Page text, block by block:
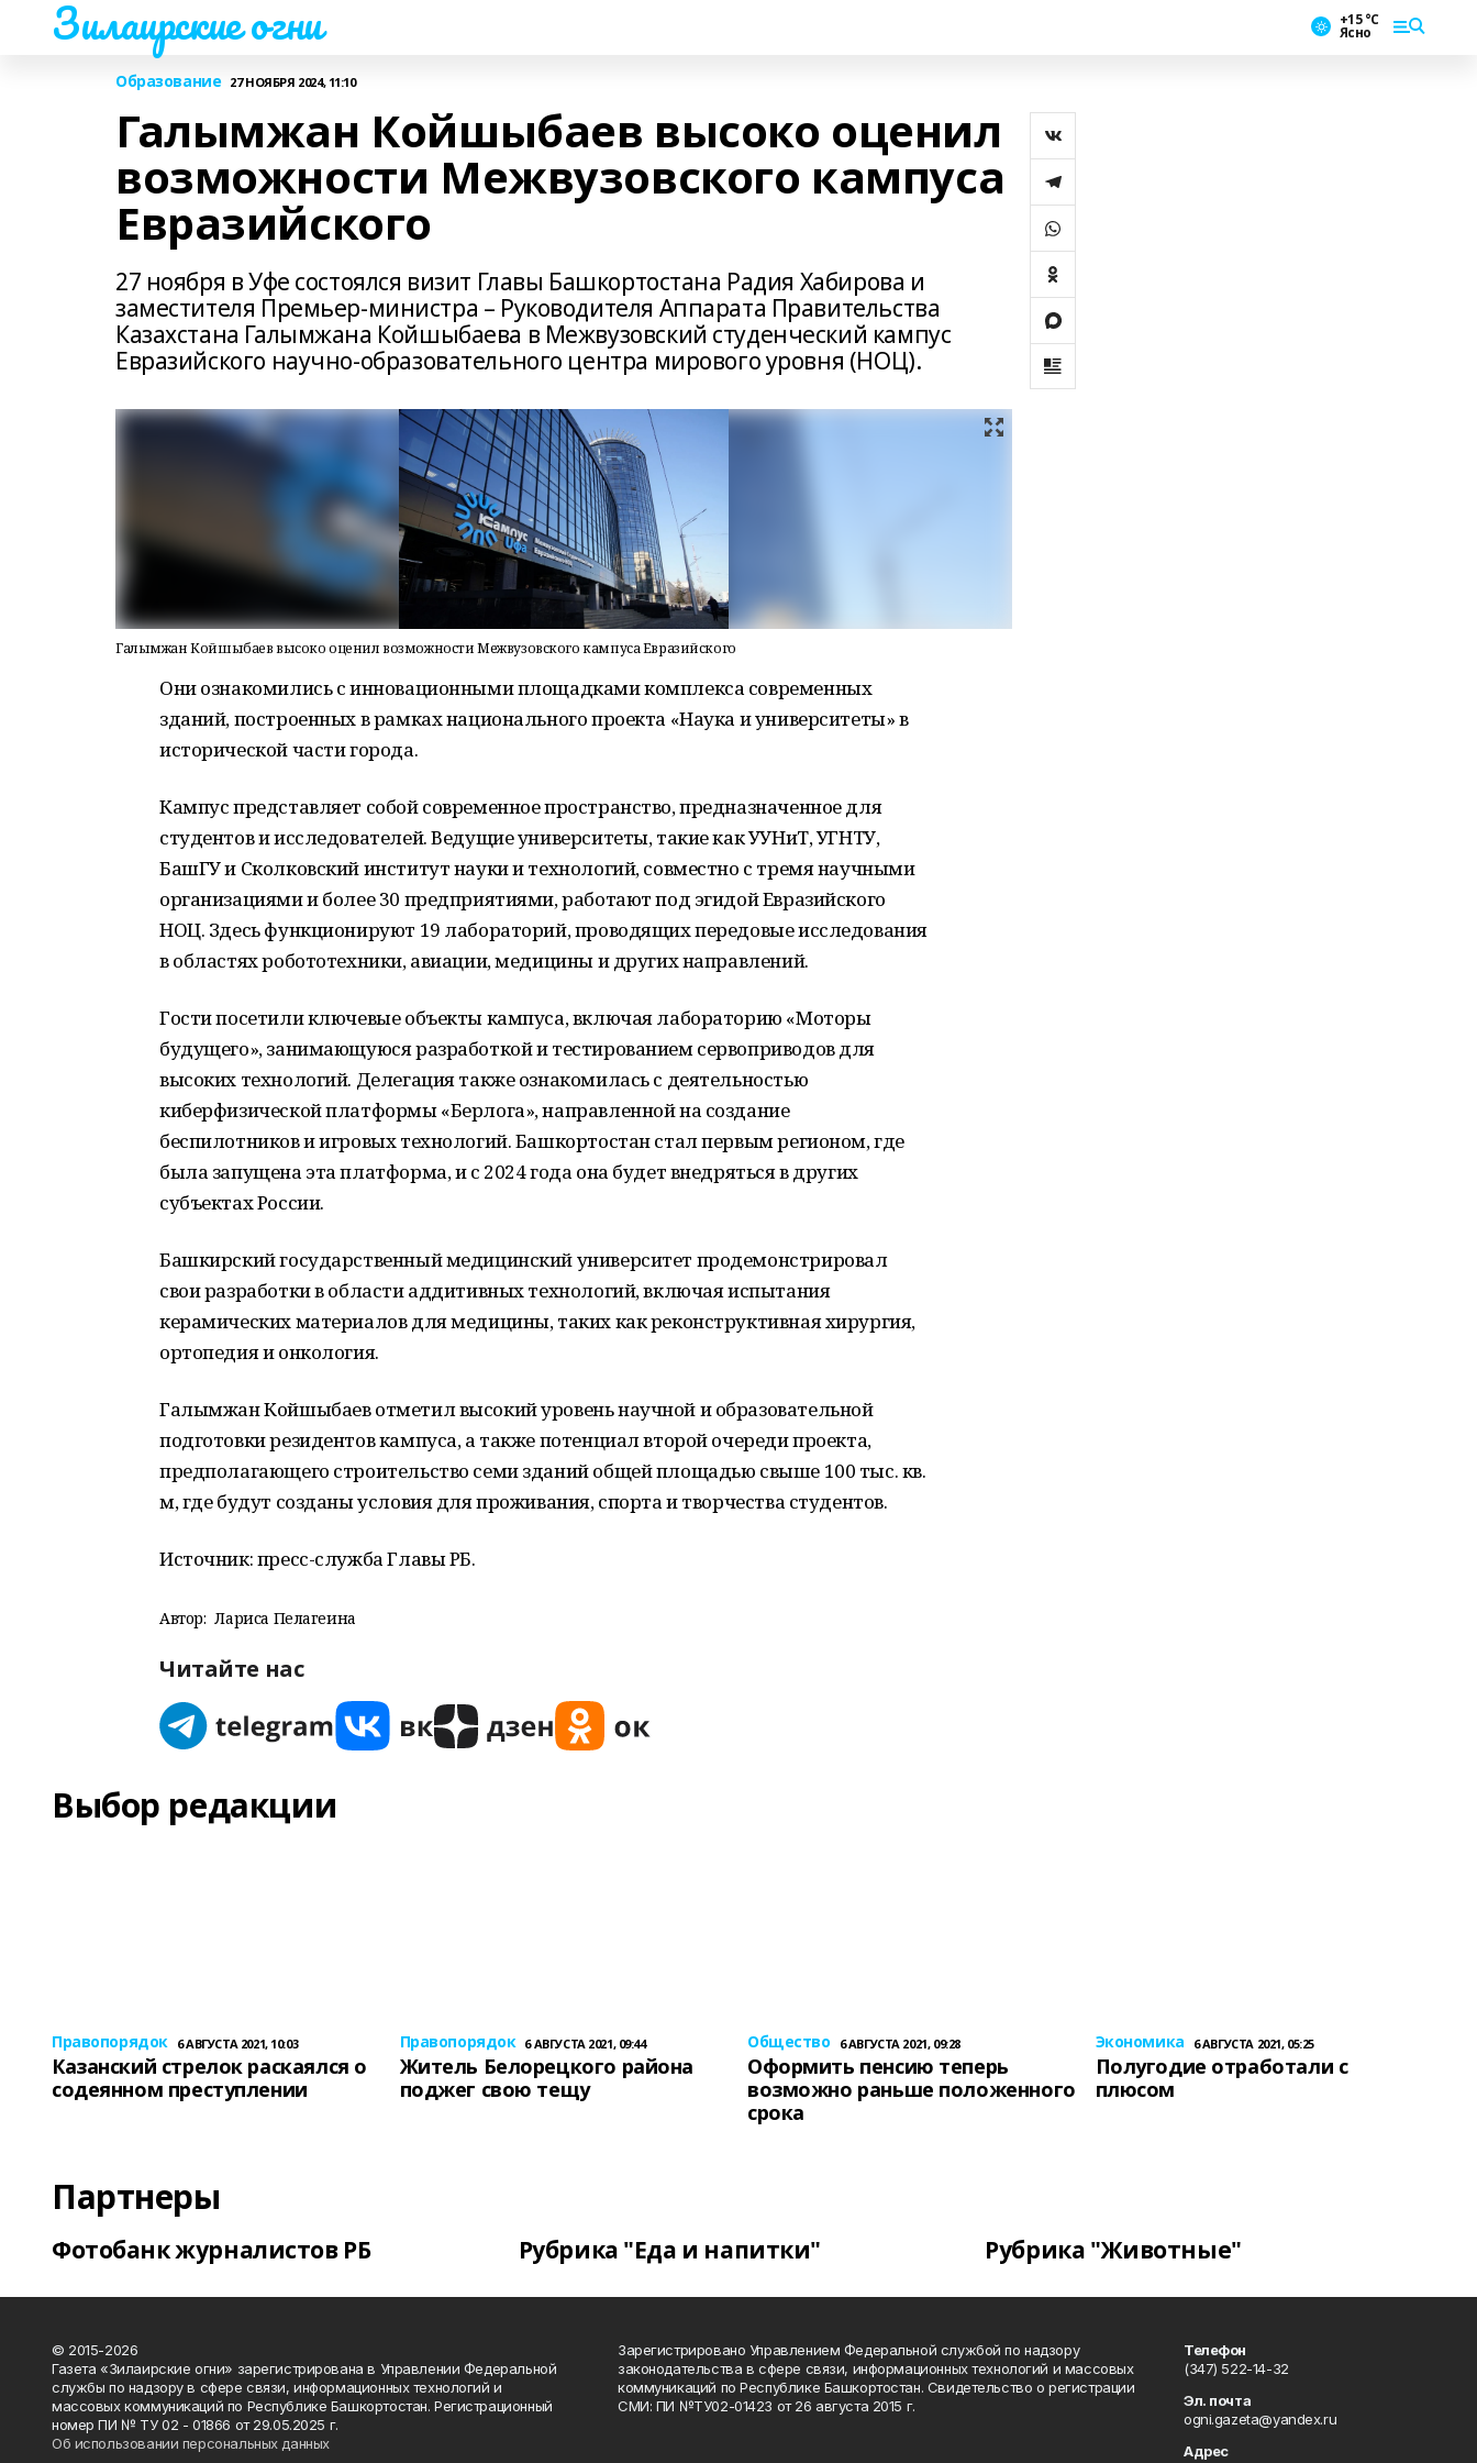
Зилаирские огни +15 °С
Ясно
Образование 27 НОЯБРЯ 2024, 11:10
Галымжан Койшыбаев высоко оценил
возможности Межвузовского кампуса
Евразийского
27 ноября в Уфе состоялся визит Главы Башкортостана Радия Хабирова и
заместителя Премьер-министра – Руководителя Аппарата Правительства
Казахстана Галымжана Койшыбаева в Межвузовский студенческий кампус
Евразийского научно-образовательного центра мирового уровня (НОЦ).
Галымжан Койшыбаев высоко оценил возможности Межвузовского кампуса Евразийского
Они ознакомились с инновационными площадками комплекса современных
зданий, построенных в рамках национального проекта «Наука и университеты» в
исторической части города.
Кампус представляет собой современное пространство, предназначенное для
студентов и исследователей. Ведущие университеты, такие как УУНиТ, УГНТУ,
БашГУ и Сколковский институт науки и технологий, совместно с тремя научными
организациями и более 30 предприятиями, работают под эгидой Евразийского
НОЦ. Здесь функционируют 19 лабораторий, проводящих передовые исследования
в областях робототехники, авиации, медицины и других направлений.
Гости посетили ключевые объекты кампуса, включая лабораторию «Моторы
будущего», занимающуюся разработкой и тестированием сервоприводов для
высоких технологий. Делегация также ознакомилась с деятельностью
киберфизической платформы «Берлога», направленной на создание
беспилотников и игровых технологий. Башкортостан стал первым регионом, где
была запущена эта платформа, и с 2024 года она будет внедряться в других
субъектах России.
Башкирский государственный медицинский университет продемонстрировал
свои разработки в области аддитивных технологий, включая испытания
керамических материалов для медицины, таких как реконструктивная хирургия,
ортопедия и онкология.
Галымжан Койшыбаев отметил высокий уровень научной и образовательной
подготовки резидентов кампуса, а также потенциал второй очереди проекта,
предполагающего строительство семи зданий общей площадью свыше 100 тыс. кв.
м, где будут созданы условия для проживания, спорта и творчества студентов.
Источник: пресс-служба Главы РБ.
Автор: Лариса Пелагеина
Читайте нас
Выбор редакции
Правопорядок 6 АВГУСТА 2021, 10:03
Казанский стрелок раскаялся о
содеянном преступлении
Правопорядок 6 АВГУСТА 2021, 09:44
Житель Белорецкого района
поджег свою тещу
Общество 6 АВГУСТА 2021, 09:28
Оформить пенсию теперь
возможно раньше положенного
срока
Экономика 6 АВГУСТА 2021, 05:25
Полугодие отработали с
плюсом
Партнеры
Фотобанк журналистов РБ Рубрика "Еда и напитки" Рубрика "Животные"
© 2015-2026
Газета «Зилаирские огни» зарегистрирована в Управлении Федеральной
службы по надзору в сфере связи, информационных технологий и
массовых коммуникаций по Республике Башкортостан. Регистрационный
номер ПИ № ТУ 02 - 01866 от 29.05.2025 г.
Об использовании персональных данных
Зарегистрировано Управлением Федеральной службой по надзору
законодательства в сфере связи, информационных технологий и массовых
коммуникаций по Республике Башкортостан. Свидетельство о регистрации
СМИ: ПИ №ТУ02-01423 от 26 августа 2015 г.
Телефон
(347) 522-14-32
Эл. почта
ogni.gazeta@yandex.ru
Адрес